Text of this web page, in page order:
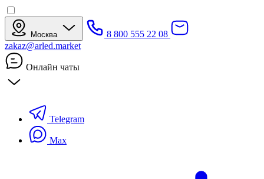
Москва
8 800 555 22 08
zakaz@arled.market
Онлайн чаты
Telegram
Max